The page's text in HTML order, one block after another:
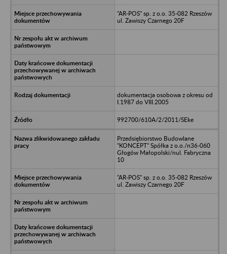
"AR-POS" sp. z o.o. 35-082 Rzeszów
ul. Zawiszy Czarnego 20F
dokumentacja osobowa z okresu od
I.1987 do VIII.2005
992700/610A/2/2011/SEke
Przedsiębiorstwo Budowlane
"KONCEPT" Spółka z o.o./n36-060
Głogów Małopolski/nul. Fabryczna
10
"AR-POS" sp. z o.o. 35-082 Rzeszów
ul. Zawiszy Czarnego 20F